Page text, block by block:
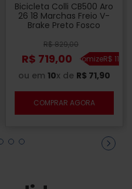
Bicicleta Colli CB500 Aro
26 18 Marchas Freio V-
Brake Preto Fosco
R$829,00
R$ 719,00EconomizeR$ 110
ou em 10x de R$ 71,90
COMPRAR AGORA